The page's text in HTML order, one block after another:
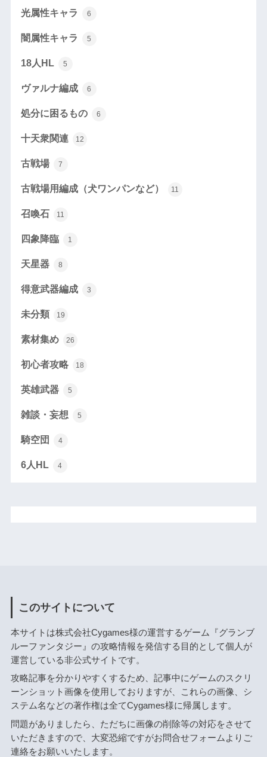
光属性キャラ 6
闇属性キャラ 5
18人HL 5
ヴァルナ編成 6
処分に困るもの 6
十天衆関連 12
古戦場 7
古戦場用編成（犬ワンパンなど） 11
召喚石 11
四象降臨 1
天星器 8
得意武器編成 3
未分類 19
素材集め 26
初心者攻略 18
英雄武器 5
雑談・妄想 5
騎空団 4
6人HL 4
このサイトについて
本サイトは株式会社Cygames様の運営するゲーム『グランブ
ルーファンタジー』の攻略情報を発信する目的として個人が
運営している非公式サイトです。
攻略記事を分かりやすくするため、記事中にゲームのスクリ
ーンショット画像を使用しておりますが、これらの画像、シ
ステム名などの著作権は全てCygames様に帰属します。
問題がありましたら、ただちに画像の削除等の対応をさせて
いただきますので、大変恐縮ですがお問合せフォームよりご
連絡をお願いいたします。